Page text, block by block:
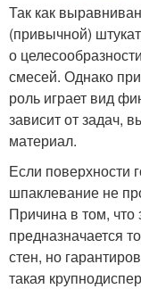
Так как
(привычной)
о
смесей. Однако
роль играет вид
зависит от задач,
материал.
Если поверхности
шпаклевание не
Причина в том, что
предназначается
стен, но
такая